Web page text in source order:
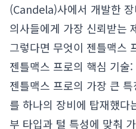
(Candela)사에서 개발한
의사들에게 가장 신뢰받는
그렇다면 무엇이 젠틀맥스
젠틀맥스 프로의 핵심 기술
젠틀맥스 프로의 가장 큰
를 하나의 장비에 탑재했다
부 타입과 털 특성에 맞춰